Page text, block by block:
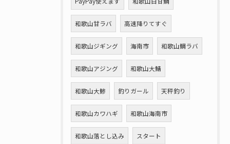
和歌山甘ラバ 高速降りてすぐ
和歌山ジギング 海南市 和歌山鯛ラバ
和歌山アジング 和歌山大鯖
和歌山大鯵 釣りガール 天秤釣り
和歌山カワハギ 和歌山海南市
和歌山落とし込み スタート